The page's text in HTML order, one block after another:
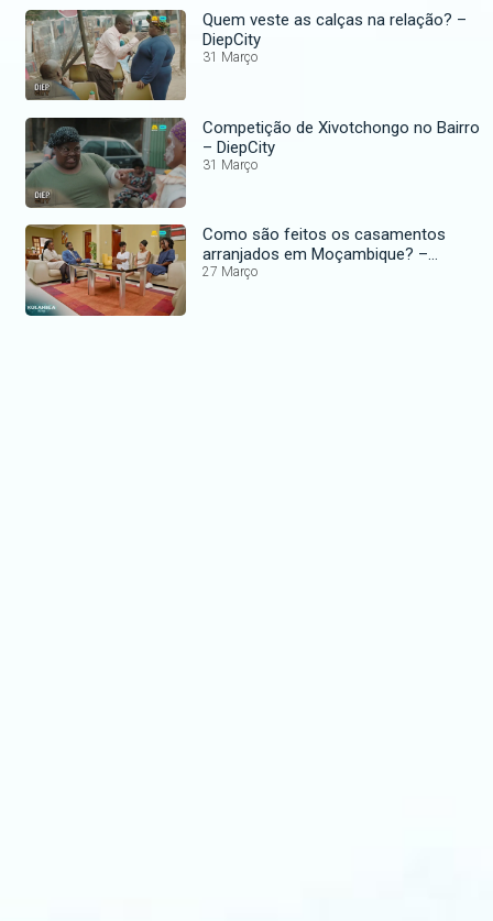
Quem veste as calças na relação? –
DiepCity
31 Março
Competição de Xivotchongo no Bairro
– DiepCity
31 Março
Como são feitos os casamentos
arranjados em Moçambique? –
Kulahela
27 Março